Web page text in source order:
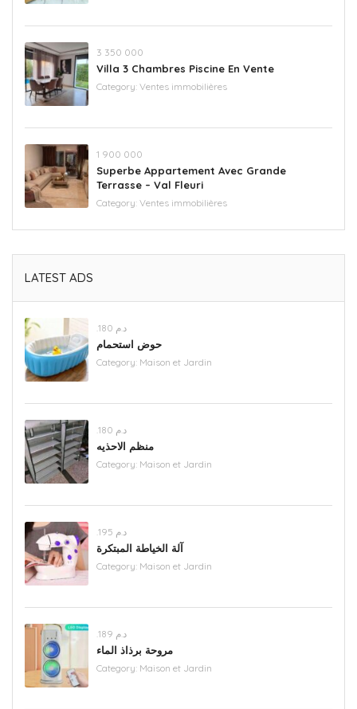
3 350 000
Villa 3 Chambres Piscine En Vente
Category: Ventes immobilières
‪1 900 000
Superbe Appartement Avec Grande
Terrasse – Val Fleuri
Category: Ventes immobilières
LATEST ADS
.د.م 180
حوض استحمام
Category: Maison et Jardin
.د.م 180
منظم الاحذيه
Category: Maison et Jardin
.د.م 195
آلة الخياطة المبتكرة
Category: Maison et Jardin
.د.م 189
مروحة برذاذ الماء
Category: Maison et Jardin